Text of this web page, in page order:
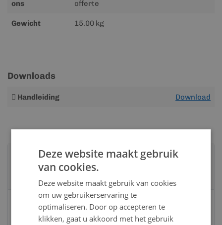
ons
offerte
Gewicht 15.00 kg
Downloads
Meer
Handleiding Download
Advies nodig?
Neem contact op met een van onze
Vandaag bereikbaar
van 08:00 tot 17:00 uur
Deze website maakt gebruik
van cookies.
Deze website maakt gebruik van cookies
om uw gebruikerservaring te
optimaliseren. Door op accepteren te
klikken, gaat u akkoord met het gebruik